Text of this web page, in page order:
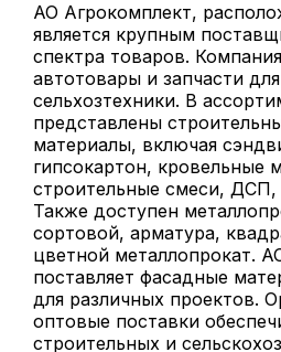
АО Агрокомплект,
является крупным
спектра товаров.
автотовары и запчасти
сельхозтехники. В
представлены
материалы, включая
гипсокартон, кровельные
строительные смеси,
Также доступен
сортовой, арматура,
цветной металлопрокат.
поставляет фасадные
для различных проектов.
оптовые поставки
строительных и